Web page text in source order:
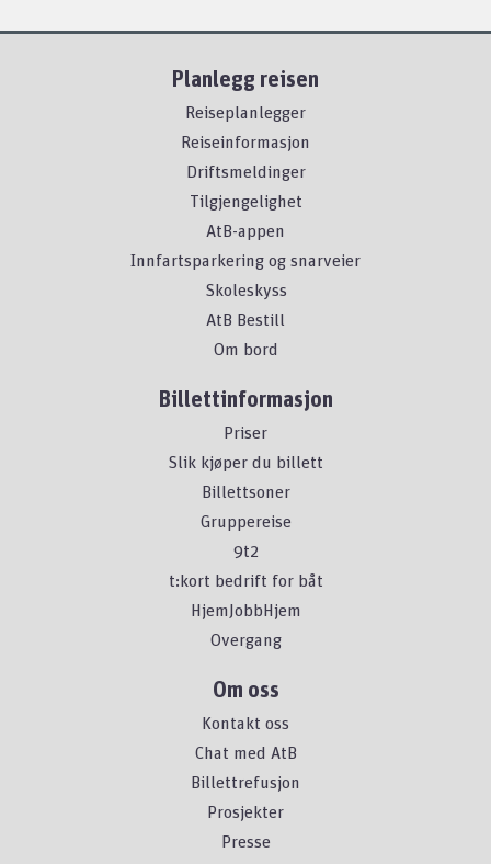
Planlegg reisen
Reiseplanlegger
Reiseinformasjon
Driftsmeldinger
Tilgjengelighet
AtB-appen
Innfartsparkering og snarveier
Skoleskyss
AtB Bestill
Om bord
Billettinformasjon
Priser
Slik kjøper du billett
Billettsoner
Gruppereise
9t2
t:kort bedrift for båt
HjemJobbHjem
Overgang
Om oss
Kontakt oss
Chat med AtB
Billettrefusjon
Prosjekter
Presse